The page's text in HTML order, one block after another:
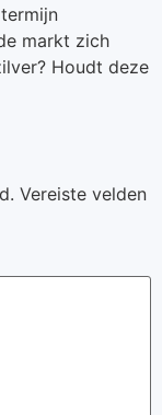
markt zich
Houdt deze
Vereiste velden